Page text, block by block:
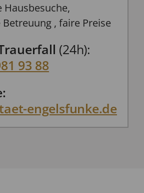
Hausbesuche,
, faire Preise
(24h):
93 88
engelsfunke.de